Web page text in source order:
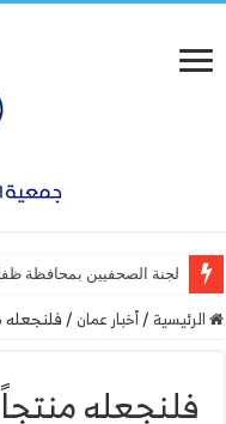
لجنة الصحفيين بمحافظة
الرئيسية /أخبار عمان /فلنجعله
فلنجعله